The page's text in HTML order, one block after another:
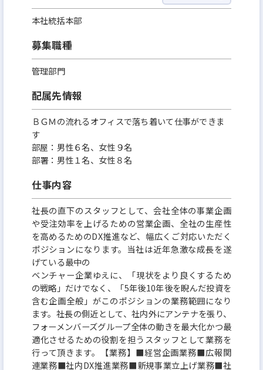
本社統括本部
募集職種
管理部門
配属先情報
ＢＧＭの流れるオフィスで落ち着いて仕事ができま
す
部屋：男性６名、女性９名
部署：男性１名、女性８名
仕事内容
社長の直下のスタッフとして、会社全体の事業企画
や受注効率を上げるための営業企画、全社の生産性
を高めるためのDX推進など、幅広くご対応いただく
ポジションになります。当社は近年急激な成長を遂
げている最中の
ベンチャー企業ゆえに、「現状をより良くするため
の戦略」だけでなく、「5年後10年後を睨んだ投資を
含む企画全般」がこのポジションの業務範囲になり
ます。社長の側近として、社内外にアンテナを張り、
フォーメンバーズグループ全体の動きを最大化かつ最
適化させるための役割を担うスタッフとして業務を
行って頂きます。【業務】■経営企画業務■広報関
連業務■社内DX推進業務■新規事業立上げ業務■社